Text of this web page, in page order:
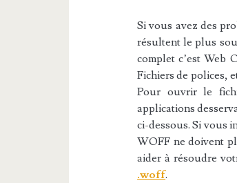
Si vous avez des
résultent le plus
complet c’est Web
Fichiers de polices,
Pour ouvrir le
applications
ci-dessous. Si vous
WOFF ne doivent
aider à résoudre
.woff.